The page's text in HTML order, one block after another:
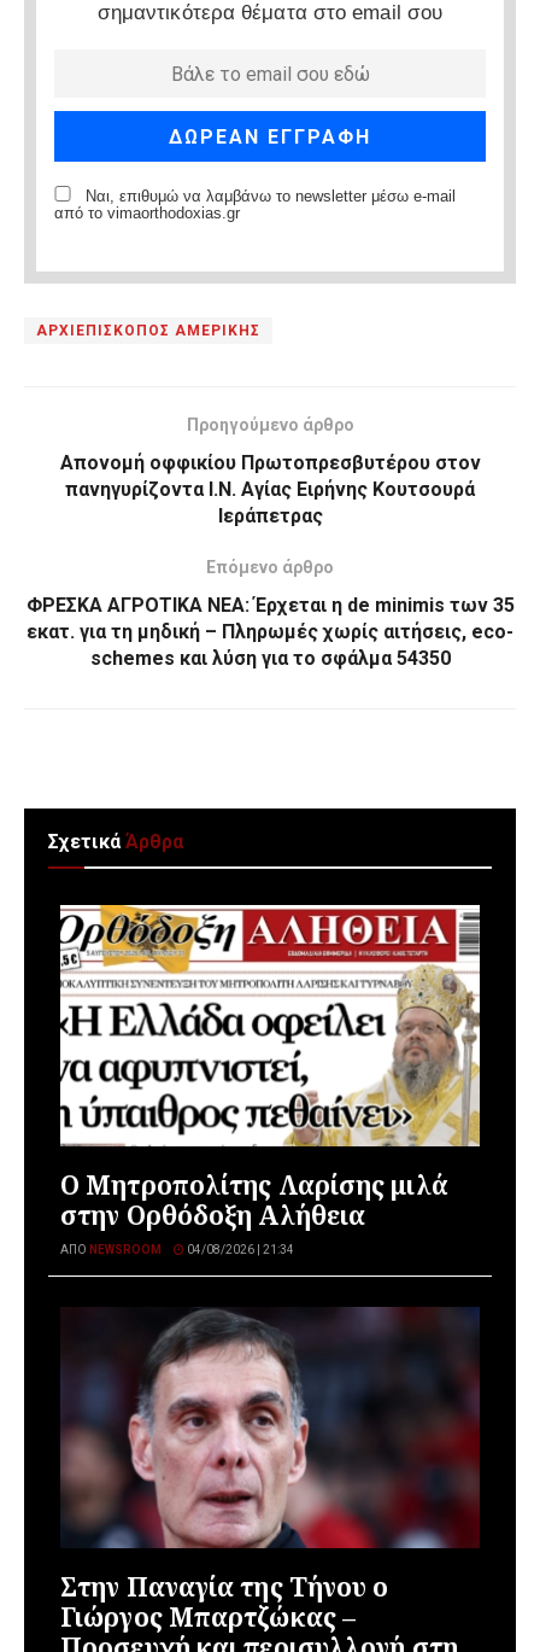
σημαντικότερα θέματα στο email σου
Ναι, επιθυμώ να λαμβάνω το newsletter μέσω e-mail
από το vimaorthodoxias.gr
ΑΡΧΙΕΠΙΣΚΟΠΟΣ ΑΜΕΡΙΚΗΣ
Προηγούμενο άρθρο
Απονομή οφφικίου Πρωτοπρεσβυτέρου στον
πανηγυρίζοντα Ι.Ν. Αγίας Ειρήνης Κουτσουρά
Ιεράπετρας
Επόμενο άρθρο
ΦΡΕΣΚΑ ΑΓΡΟΤΙΚΑ ΝΕΑ: Έρχεται η de minimis των 35
εκατ. για τη μηδική – Πληρωμές χωρίς αιτήσεις, eco-
schemes και λύση για το σφάλμα 54350
ΣχετικάΆρθρα
Ο Μητροπολίτης Λαρίσης μιλά
στην Ορθόδοξη Αλήθεια
ΑΠΌ NEWSROOM 04/08/2026 | 21:34
Στην Παναγία της Τήνου ο
Γιώργος Μπαρτζώκας –